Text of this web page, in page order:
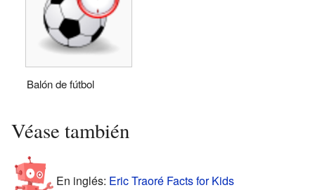
Balón de fútbol
Véase también
En inglés: Eric Traoré Facts for Kids